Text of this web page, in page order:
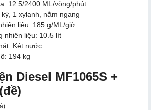
12.5/2400 ML/vòng/phút
1 xylanh, nằm ngang
liệu: 185 g/ML/giờ
nhiên liệu: 10.5 lít
Két nước
194 kg
Diesel MF1065S +